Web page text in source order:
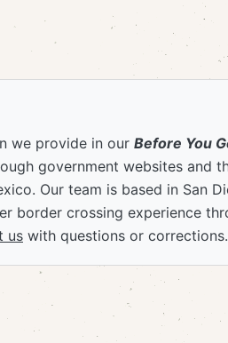
we provide in our Before You
government websites and
Our team is based in San
border crossing experience
us with questions or corrections.